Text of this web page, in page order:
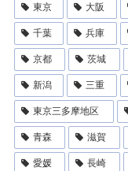
東京 大阪
千葉 兵庫
京都 茨城
新潟 三重
東京三多摩地区
青森 滋賀
愛媛 長崎